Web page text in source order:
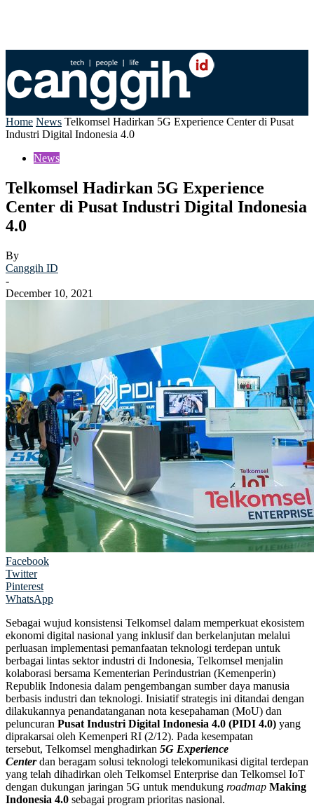
Home News Telkomsel Hadirkan 5G Experience Center di Pusat
Industri Digital Indonesia 4.0
News
Telkomsel Hadirkan 5G Experience
Center di Pusat Industri Digital Indonesia
4.0
By
Canggih ID
-
December 10, 2021
Facebook
Twitter
Pinterest
WhatsApp
Sebagai wujud konsistensi Telkomsel dalam memperkuat ekosistem
ekonomi digital nasional yang inklusif dan berkelanjutan melalui
perluasan implementasi pemanfaatan teknologi terdepan untuk
berbagai lintas sektor industri di Indonesia, Telkomsel menjalin
kolaborasi bersama Kementerian Perindustrian (Kemenperin)
Republik Indonesia dalam pengembangan sumber daya manusia
berbasis industri dan teknologi. Inisiatif strategis ini ditandai dengan
dilakukannya penandatanganan nota kesepahaman (MoU) dan
peluncuran Pusat Industri Digital Indonesia 4.0 (PIDI 4.0) yang
diprakarsai oleh Kemenperi RI (2/12). Pada kesempatan
tersebut, Telkomsel menghadirkan 5G Experience
Centerdan beragam solusi teknologi telekomunikasi digital terdepan
yang telah dihadirkan oleh Telkomsel Enterprise dan Telkomsel IoT
dengan dukungan jaringan 5G untuk mendukung roadmap Making
Indonesia 4.0 sebagai program prioritas nasional.